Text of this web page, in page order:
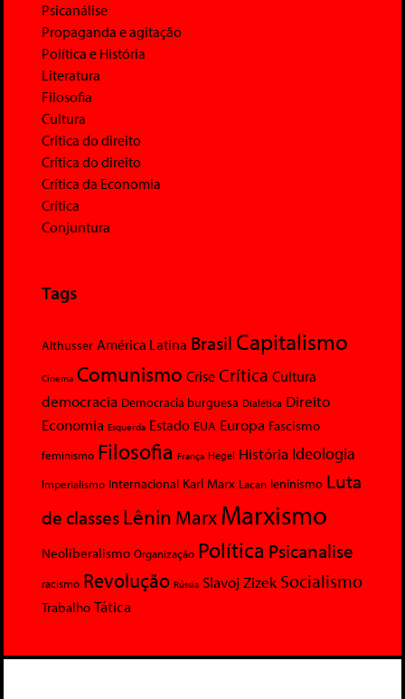
Psicanálise
Propaganda e agitação
Política e História
Literatura
Filosofia
Cultura
Crítica do direito
Crítica do direito
Crítica da Economia
Crítica
Conjuntura
Tags
Althusser América Latina Brasil Capitalismo
Cinema Comunismo Crise Crítica Cultura
democracia Democracia burguesa Dialética Direito
Economia Esquerda Estado EUA Europa Fascismo
feminismo Filosofia França Hegel História Ideologia
Imperialismo Internacional Karl Marx Lacan leninismo Luta
de classesLênin MarxMarxismo
Neoliberalismo Organização Política Psicanalise
racismo Revolução Rússia Slavoj Zizek Socialismo
Trabalho Tática